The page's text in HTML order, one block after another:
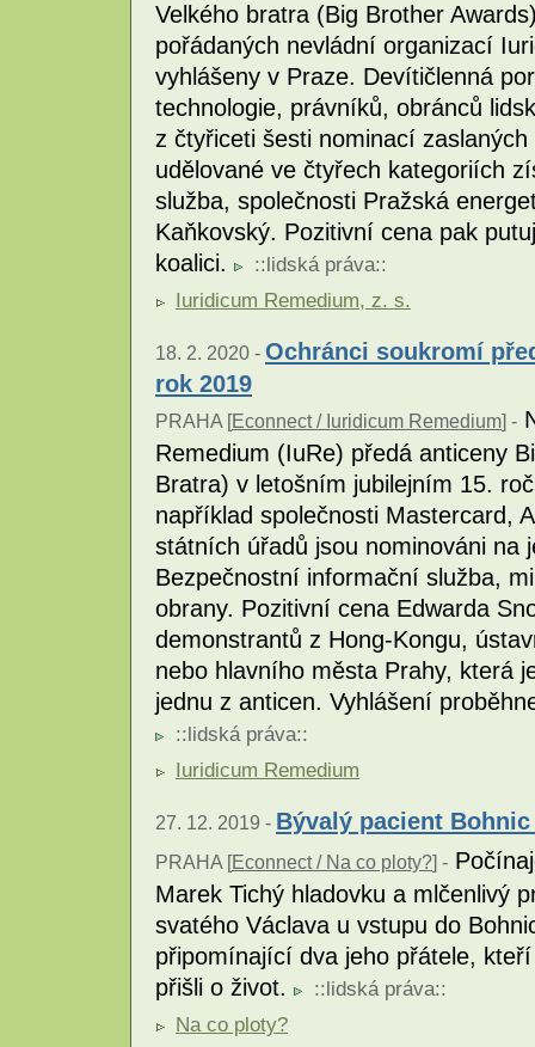
Velkého bratra (Big Brother
pořádaných nevládní organizací
vyhlášeny v Praze. Devítičlenná
technologie, právníků, obránců
z čtyřiceti šesti nominací
udělované ve čtyřech kategoriích
služba, společnosti Pražská
Kaňkovský. Pozitivní cena pak
koalici.
:: lidská práva::
Iuridicum Remedium, z. s.
18. 2. 2020 - Ochránci soukromí
rok 2019
PRAHA [ Econnect / Iuridicum Remedium ] -
Remedium (IuRe) předá anticeny
Bratra) v letošním jubilejním 15.
například společnosti Mastercard,
státních úřadů jsou nominováni na
Bezpečnostní informační služba,
obrany. Pozitivní cena Edwarda
demonstrantů z Hong-Kongu,
nebo hlavního města Prahy, která
jednu z anticen. Vyhlášení
:: lidská práva::
Iuridicum Remedium
27. 12. 2019 - Bývalý pacient
PRAHA [Econnect / Na co ploty?] -
Marek Tichý hladovku a mlčenlivý
svatého Václava u vstupu do
připomínající dva jeho přátele,
přišli o život.
::lidská práva::
Na co ploty?